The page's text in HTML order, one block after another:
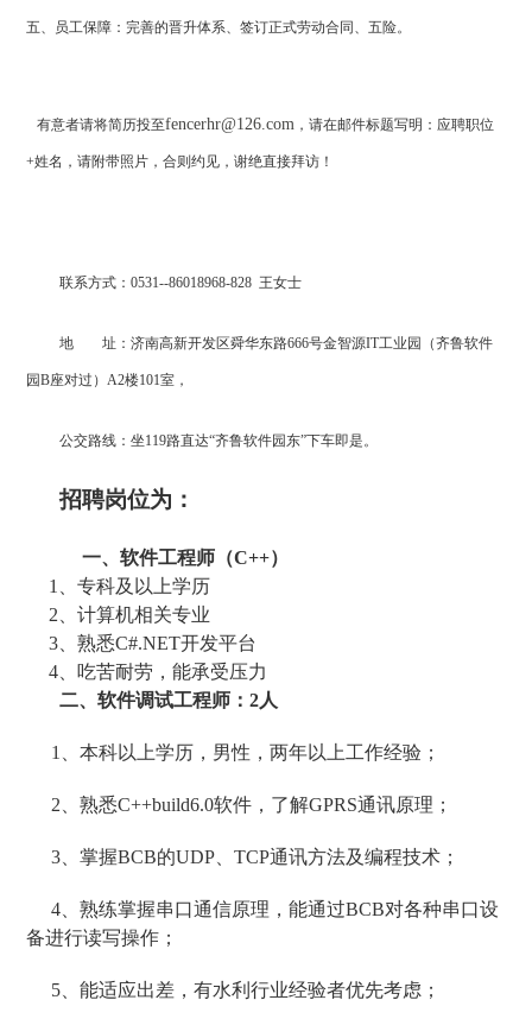
五、员工保障：完善的晋升体系、签订正式劳动合同、五险。
有意者请将简历投至fencerhr@126.com ，请在邮件标题写明：应聘职位
+姓名，请附带照片，合则约见，谢绝直接拜访！
联系方式：0531--86018968-828 王女士
地 址：济南高新开发区舜华东路666号金智源IT工业园（齐鲁软件
园B座对过）A2楼101室，
公交路线：坐119路直达“齐鲁软件园东”下车即是。
招聘岗位为：
一、软件工程师（C++）
1
、专科及以上学历
2 、计算机相关专业
3 、熟悉C#.NET开发平台
4 、吃苦耐劳，能承受压力
二、软件调试工程师：2人
1 、本科以上学历，男性，两年以上工作经验；
2 、熟悉C++build6.0软件，了解GPRS通讯原理；
3 、掌握BCB的UDP、TCP通讯方法及编程技术；
4 、熟练掌握串口通信原理，能通过BCB对各种串口设
备进行读写操作；
5 、能适应出差，有水利行业经验者优先考虑；